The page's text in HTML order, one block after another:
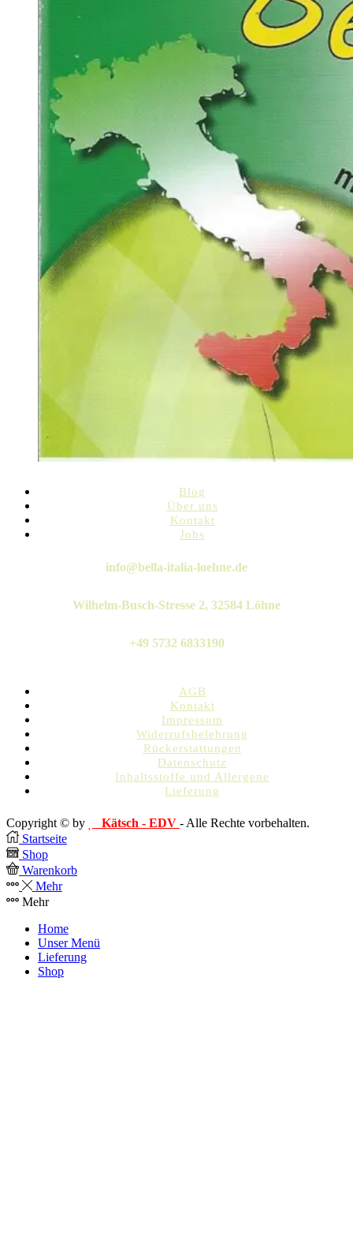
Blog
Über uns
Kontakt
Jobs
Twitter
Instagram
Pinterest
Linkedin
Whatsapp
info@bella-italia-loehne.de
Wilhelm-Busch-Stresse 2, 32584 Löhne
+49 5732 6833190
AGB
Kontakt
Impressum
Widerrufsbelehrung
Rückerstattungen
Datenschutz
Inhaltsstoffe und Allergene
Lieferung
Copyright © by Kätsch - EDV - Alle Rechte vorbehalten.
Startseite
Shop
Warenkorb
Mehr
Mehr
Home
Unser Menü
Lieferung
Shop